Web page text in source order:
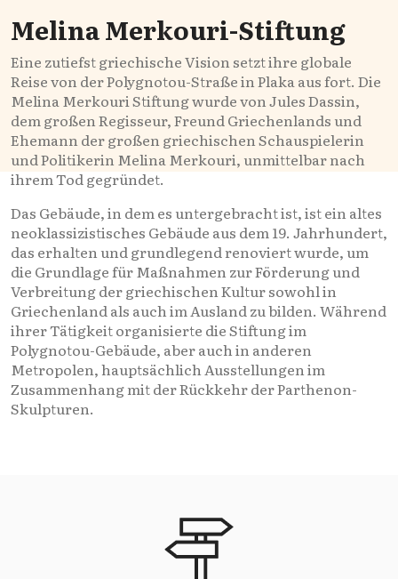
Melina Merkouri-Stiftung
Eine zutiefst griechische Vision setzt ihre globale
Reise von der Polygnotou-Straße in Plaka aus fort. Die
Melina Merkouri Stiftung wurde von Jules Dassin,
dem großen Regisseur, Freund Griechenlands und
Ehemann der großen griechischen Schauspielerin
und Politikerin Melina Merkouri, unmittelbar nach
ihrem Tod gegründet.
Das Gebäude, in dem es untergebracht ist, ist ein altes
neoklassizistisches Gebäude aus dem 19. Jahrhundert,
das erhalten und grundlegend renoviert wurde, um
die Grundlage für Maßnahmen zur Förderung und
Verbreitung der griechischen Kultur sowohl in
Griechenland als auch im Ausland zu bilden. Während
ihrer Tätigkeit organisierte die Stiftung im
Polygnotou-Gebäude, aber auch in anderen
Metropolen, hauptsächlich Ausstellungen im
Zusammenhang mit der Rückkehr der Parthenon-
Skulpturen.